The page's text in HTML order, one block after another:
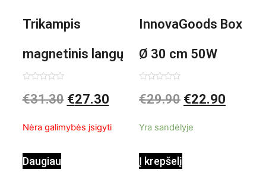
Trikampis
magnetinis langų
valiklis Klinmag
0
iš
€31.30 €27.30
Nėra galimybės įsigyti
Daugiau
InnovaGoods Box
Ø 30 cm 50W
Baltai pilkas
0
iš
€29.90 €22.90
Yra sandėlyje
Į krepšelį